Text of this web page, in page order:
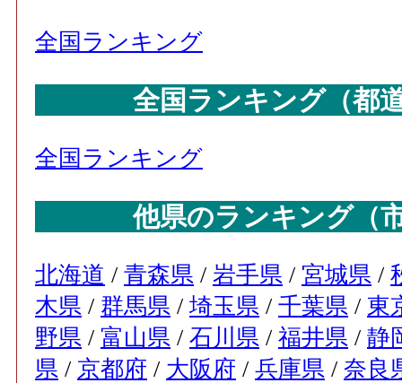
全国ランキング
全国ランキング（都
全国ランキング
他県のランキング（
北海道 / 青森県 / 岩手県 / 宮城県 /
木県 / 群馬県 / 埼玉県 / 千葉県 / 東
野県 / 富山県 / 石川県 / 福井県 / 静
県 / 京都府 / 大阪府 / 兵庫県 / 奈良